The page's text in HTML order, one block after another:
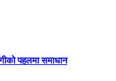
पहलमा समाधान